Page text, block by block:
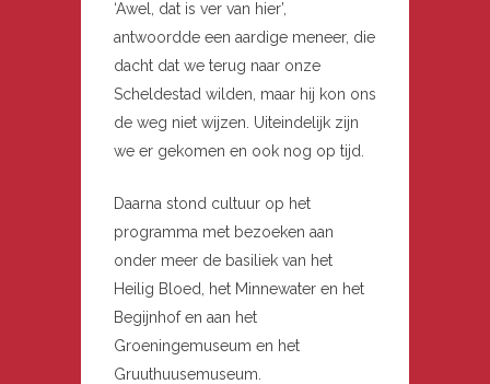
‘Awel, dat is ver van hier’,
antwoordde een aardige meneer, die
dacht dat we terug naar onze
Scheldestad wilden, maar hij kon ons
de weg niet wijzen. Uiteindelijk zijn
we er gekomen en ook nog op tijd.
Daarna stond cultuur op het
programma met bezoeken aan
onder meer de basiliek van het
Heilig Bloed, het Minnewater en het
Begijnhof en aan het
Groeningemuseum en het
Gruuthuusemuseum.